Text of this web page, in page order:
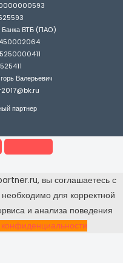
ВТБ (ПАО)
Валерьевич
партнер
вы соглашаетесь с
для корректной
и анализа поведения